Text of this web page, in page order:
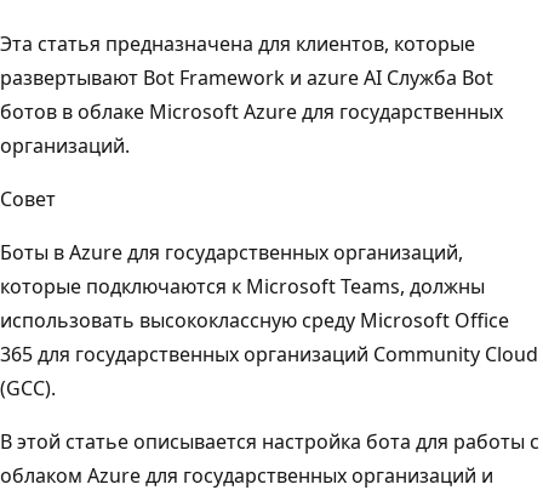
Эта статья предназначена для клиентов, которые
развертывают Bot Framework и azure AI Служба Bot
ботов в облаке Microsoft Azure для государственных
организаций.
Совет
Боты в Azure для государственных организаций,
которые подключаются к Microsoft Teams, должны
использовать высококлассную среду Microsoft Office
365 для государственных организаций Community Cloud
(GCC).
В этой статье описывается настройка бота для работы с
облаком Azure для государственных организаций и